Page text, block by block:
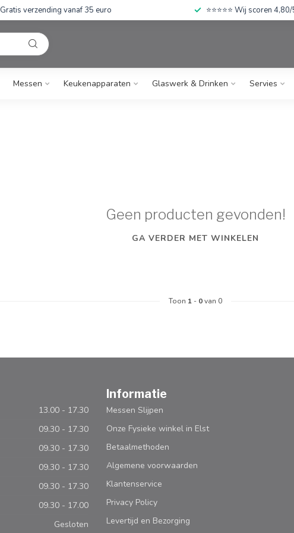
Gratis verzending vanaf 35 euro ⭐⭐⭐⭐⭐ Wij scoren
Messen Keukenapparaten Glaswerk & Drinken Servies
Geen producten gevonden!
GA VERDER MET WINKELEN
Toon 1 - 0van 0
13.00 - 17.30
09.30 - 17.30
09.30 - 17.30
09.30 - 17.30
09.30 - 17.30
09.30 - 17.00
Gesloten
Informatie
Messen Slijpen
Onze Fysieke winkel in Elst
Betaalmethoden
Algemene voorwaarden
Klantenservice
Privacy Policy
Levertijd en Bezorging